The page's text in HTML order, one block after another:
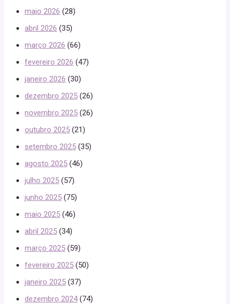
maio 2026 (28)
abril 2026 (35)
março 2026 (66)
fevereiro 2026 (47)
janeiro 2026 (30)
dezembro 2025 (26)
novembro 2025 (26)
outubro 2025 (21)
setembro 2025 (35)
agosto 2025 (46)
julho 2025 (57)
junho 2025 (75)
maio 2025 (46)
abril 2025 (34)
março 2025 (59)
fevereiro 2025 (50)
janeiro 2025 (37)
dezembro 2024(74)